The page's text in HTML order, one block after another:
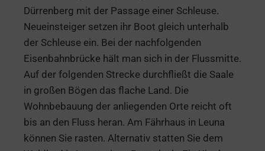
Dürrenberg mit der Passage einer Schleuse.
Neueinsteiger setzen ihr Boot gleich unterhalb
der Schleuse ein. Bei der nachfolgenden
Eisenbahnbrücke hält man sich in der Flussmitte.
Auf der folgenden Strecke durchfließt die Saale
in großen Bögen das flache Land. Die
Wohnbebauung der anliegenden Orte reicht oft
bis an den Fluss heran. Am Fährhaus in Leuna
können Sie rasten. Alternativ statten Sie dem